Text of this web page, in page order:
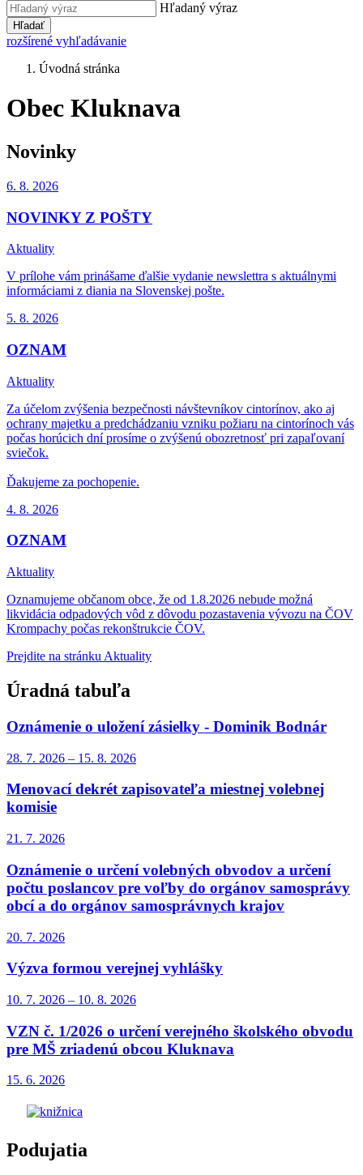
Hľadaný výraz
Hľadať
rozšírené vyhľadávanie
Úvodná stránka
Obec Kluknava
Novinky
6. 8. 2026
NOVINKY Z POŠTY
Aktuality
V prílohe vám prinášame ďalšie vydanie newslettra s aktuálnymi
informáciami z diania na Slovenskej pošte.
5. 8. 2026
OZNAM
Aktuality
Za účelom zvýšenia bezpečnosti návštevníkov cintorínov, ako aj
ochrany majetku a predchádzaniu vzniku požiaru na cintorínoch vás
počas horúcich dní prosíme o zvýšenú obozretnosť pri zapaľovaní
sviečok.
Ďakujeme za pochopenie.
4. 8. 2026
OZNAM
Aktuality
Oznamujeme občanom obce, že od 1.8.2026 nebude možná
likvidácia odpadových vôd z dôvodu pozastavenia vývozu na ČOV
Krompachy počas rekonštrukcie ČOV.
Prejdite na stránku Aktuality
Úradná tabuľa
Oznámenie o uložení zásielky - Dominik Bodnár
28. 7. 2026 – 15. 8. 2026
Menovací dekrét zapisovateľa miestnej volebnej
komisie
21. 7. 2026
Oznámenie o určení volebných obvodov a určení
počtu poslancov pre voľby do orgánov samosprávy
obcí a do orgánov samosprávnych krajov
20. 7. 2026
Výzva formou verejnej vyhlášky
10. 7. 2026 – 10. 8. 2026
VZN č. 1/2026 o určení verejného školského obvodu
pre MŠ zriadenú obcou Kluknava
15. 6. 2026
Podujatia